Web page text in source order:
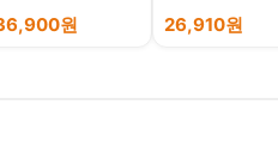
음식 500g, 6개
원 26,910원